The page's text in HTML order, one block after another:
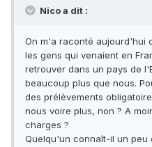
Nico a dit :
On m'a raconté aujourd'hui
les gens qui venaient en
retrouver dans un pays de
beaucoup plus que nous.
des prélèvements
nous voire plus, non ? A
charges ?
Quelqu'un connaît-il un peu